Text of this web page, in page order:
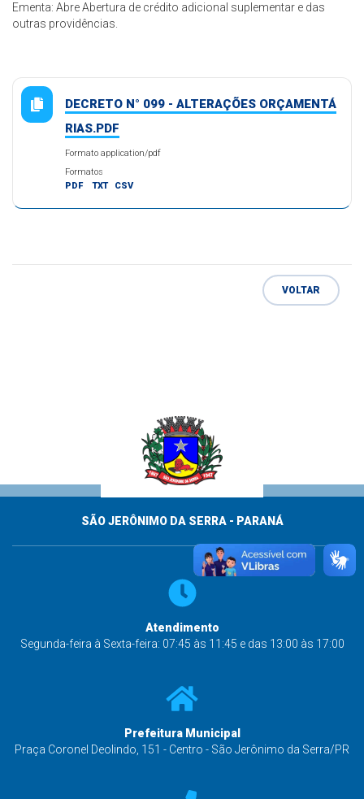
Ementa: Abre Abertura de crédito adicional suplementar e das
outras providências.
DECRETO N° 099 - ALTERAÇÕES ORÇAMENTÁ
RIAS.PDF
Formato application/pdf
Formatos
PDF
TXT CSV
VOLTAR
SÃO JERÔNIMO DA SERRA - PARANÁ
Atendimento
Segunda-feira à Sexta-feira: 07:45 às 11:45 e das 13:00 às 17:00
Prefeitura Municipal
Praça Coronel Deolindo, 151 - Centro - São Jerônimo da Serra/PR